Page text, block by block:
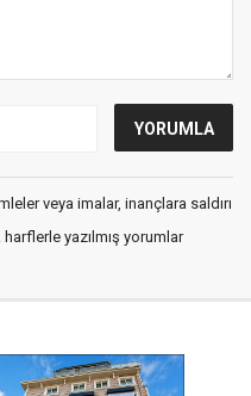
veya imalar, inançlara saldırı
yazılmış yorumlar